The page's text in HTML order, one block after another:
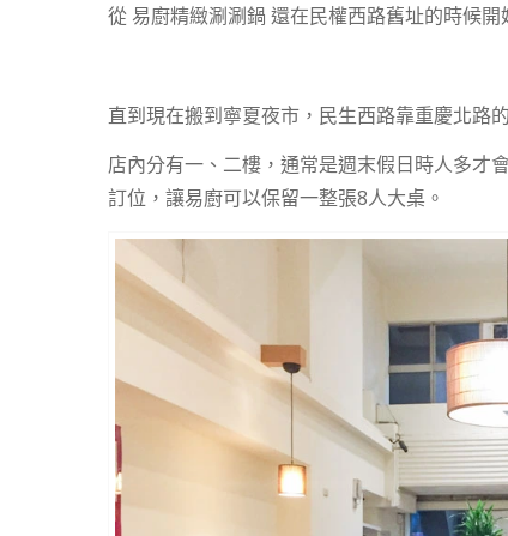
從 易廚精緻涮涮鍋 還在民權西路舊址的時候
直到現在搬到寧夏夜市，民生西路靠重慶北路
店內分有一、二樓，通常是週末假日時人多才
訂位，讓易廚可以保留一整張8人大桌。